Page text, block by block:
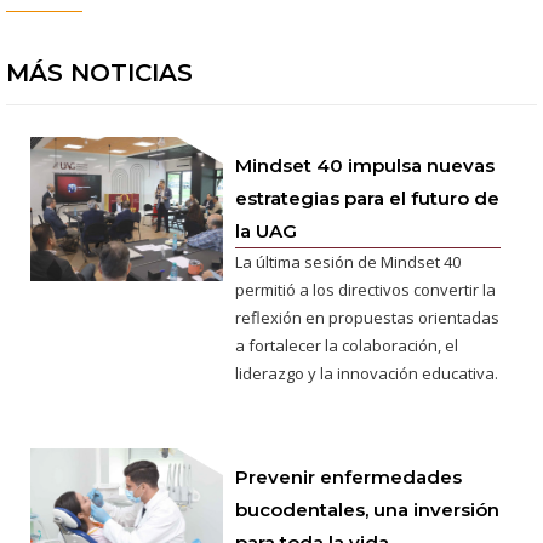
MÁS NOTICIAS
Mindset 40 impulsa nuevas
estrategias para el futuro de
la UAG
La última sesión de Mindset 40
permitió a los directivos convertir la
reflexión en propuestas orientadas
a fortalecer la colaboración, el
liderazgo y la innovación educativa.
Prevenir enfermedades
bucodentales, una inversión